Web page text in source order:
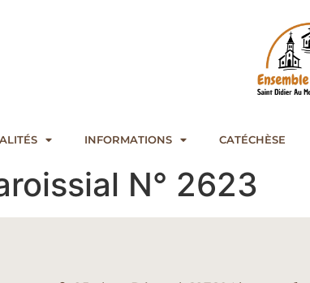
INFORMATIONS CATÉCHÈSE
N° 2623